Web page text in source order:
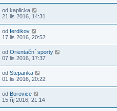
od kaplicka
21 lis 2016, 14:31
od ferdikov
17 lis 2016, 20:52
od Orientační sporty
07 lis 2016, 17:37
od Stepanka
01 lis 2016, 20:22
od Borovice
15 říj 2016, 21:14